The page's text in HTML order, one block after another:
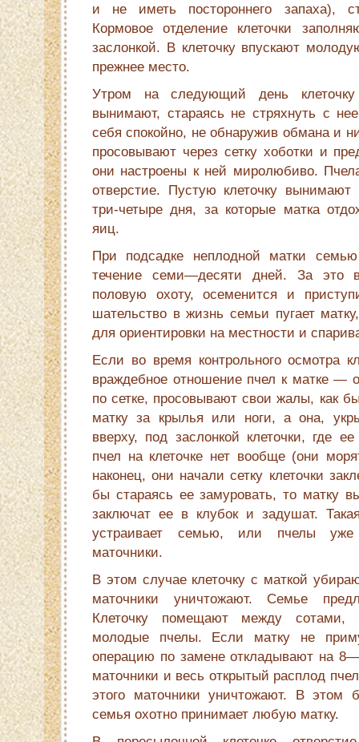
и не иметь постороннего запаха),
Кормовое отделение клеточки
заслонкой. В клеточку впускают
прежнее место.
Утром на следующий день
вынимают, стараясь не стряхнуть с
себя спокойно, не обнаружив обмана и
просовывают через сетку хоботки и
они настроены к ней миролюбиво.
отверстие. Пустую клеточку
три-четыре дня, за которые матка
яиц.
При подсадке неплодной матки
течение семи—десяти дней. За это
половую охоту, осеменится и
шательство в жизнь семьи пугает
для ориентировки на местности и
Если во время контрольного осмотра
враждебное отношение пчел к матке —
по сетке, просовывают свои жалы, как
матку за крылья или ноги, а она,
вверху, под заслонкой клеточки, где
пчел на клеточке нет вообще (они
наконец, они начали сетку клеточки
бы стараясь ее замуровать, то матку
заключат ее в клубок и задушат.
устраивает семью, или пчелы
маточники.
В этом случае клеточку с маткой
маточники уничтожают. Семье
Клеточку помещают между сотами,
молодые пчелы. Если матку не
операцию по замене откладывают на
маточники и весь открытый расплод
этого маточники уничтожают. В этом
семья охотно принимает любую матку.